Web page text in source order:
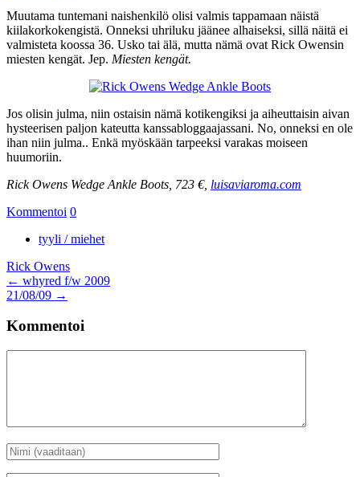
Muutama tuntemani naishenkilö olisi valmis tappamaan näistä
kiilakorkokengistä. Onneksi uhriluku jäänee alhaiseksi, sillä näitä ei
valmisteta koossa 36. Usko tai älä, mutta nämä ovat Rick Owensin
miesten kengät. Jep. Miesten kengät.
Jos olisin julma, niin ostaisin nämä kotikengiksi ja aiheuttaisin aivan
hysteerisen paljon kateutta kanssabloggaajassani. No, onneksi en ole
ihan niin julma.. Enkä myöskään tarpeeksi varakas moiseen
huumoriin.
Rick Owens Wedge Ankle Boots, 723 €, luisaviaroma.com
Kommentoi 0
tyyli / miehet
Rick Owens
Artikkelien
selaus
← whyred f/w 2009
21/08/09 →
Kommentoi
Nimi
*